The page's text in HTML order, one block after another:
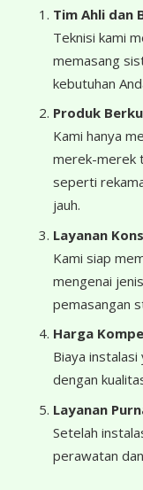
Tim Ahli dan
Teknisi kami
memasang
kebutuhan
Produk
Kami hanya
merek-merek
seperti
jauh.
Layanan
Kami siap
mengenai
pemasangan
Harga
Biaya
dengan
Layanan
Setelah
perawatan